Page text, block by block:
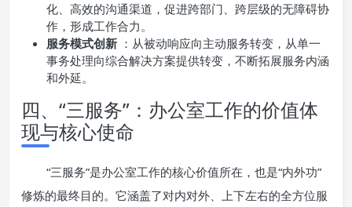
化、高效的沟通渠道，促进跨部门、跨层级的无障碍协
作，形成工作合力。
服务模式创新 ：从被动响应向主动服务转变，从单一
事务处理向综合解决方案提供转变，不断拓展服务内涵
和外延。
四、“三服务”：办公室工作的价值体
现与核心使命
“三服务”是办公室工作的核心价值所在，也是“内外功”
修炼的最终目的。它涵盖了对内对外、上下左右的全方位服